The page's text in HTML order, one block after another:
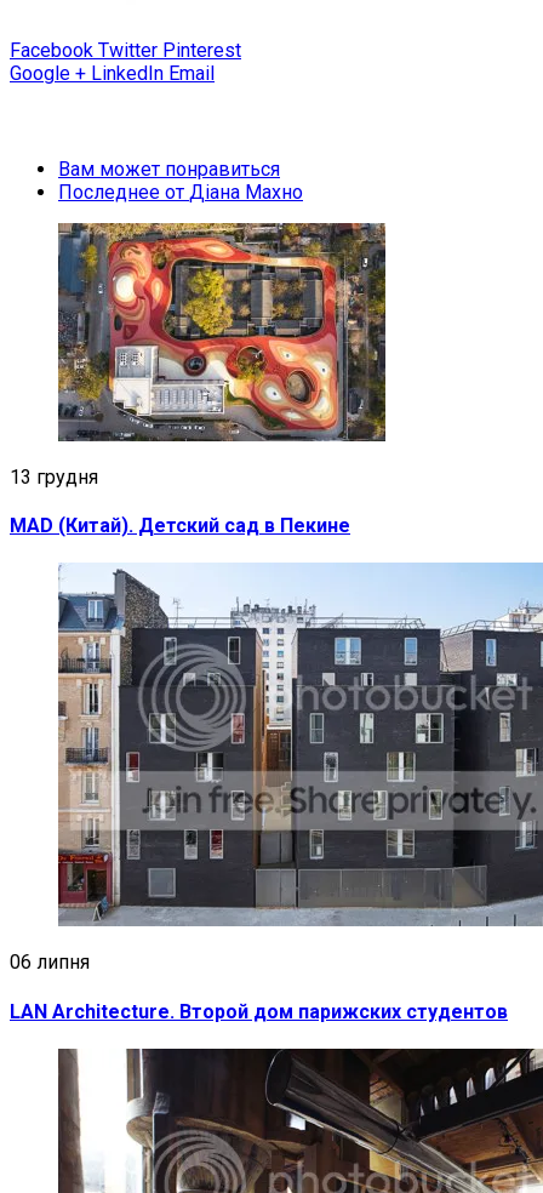
Facebook Twitter Pinterest
Google + LinkedIn Email
Вам может понравиться
Последнее от Діана Махно
13 грудня
MAD (Китай). Детский сад в Пекине
06 липня
LAN Architecture. Второй дом парижских студентов